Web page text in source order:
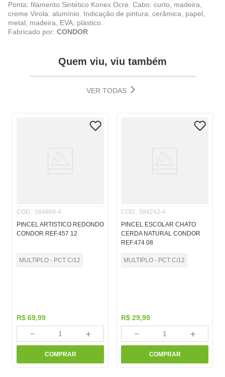
Ponta: filamento Sintético Konex Ocre. Cabo: curto, madeira,
creme Virola: alumínio. Indicação de pintura: cerâmica, papel,
metal, madeira, EVA, plástico.
Fabricado por: CONDOR
Quem viu, viu também
VER TODAS
COD.: 584869-4
PINCEL ARTISTICO REDONDO
CONDOR REF.457 12
MULTIPLO - PCT C/12
R$ 69,99
＋
－
COMPRAR
COD.: 584242-4
PINCEL ESCOLAR CHATO
CERDA NATURAL CONDOR
REF.474 08
MULTIPLO - PCT C/12
R$ 29,99
＋
－
COMPRAR